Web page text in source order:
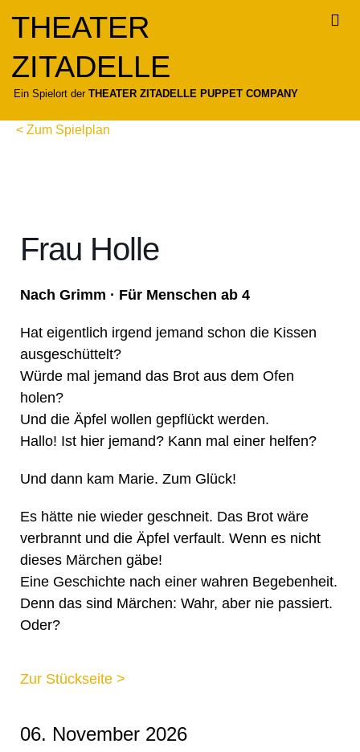
springen
THEATER
ZITADELLE
Ein Spielort derTHEATER ZITADELLE PUPPET COMPANY
< Zum Spielplan
Frau Holle
Nach Grimm · Für Menschen ab 4
Hat eigentlich irgend jemand schon die Kissen
ausgeschüttelt?
Würde mal jemand das Brot aus dem Ofen
holen?
Und die Äpfel wollen gepflückt werden.
Hallo! Ist hier jemand? Kann mal einer helfen?
Und dann kam Marie. Zum Glück!
Es hätte nie wieder geschneit. Das Brot wäre
verbrannt und die Äpfel verfault. Wenn es nicht
dieses Märchen gäbe!
Eine Geschichte nach einer wahren Begebenheit.
Denn das sind Märchen: Wahr, aber nie passiert.
Oder?
Zur Stückseite >
06. November 2026